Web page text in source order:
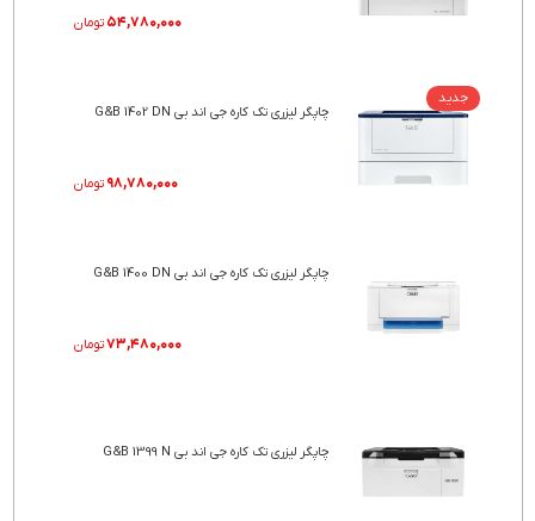
۵۴,۷۸۰,۰۰۰ تومان
جدید
چاپگر لیزری تک کاره جی اند بی G&B 1402 DN
۹۸,۷۸۰,۰۰۰ تومان
چاپگر لیزری تک کاره جی اند بی G&B 1400 DN
۷۳,۴۸۰,۰۰۰تومان
چاپگر لیزری تک کاره جی اند بی G&B 1399 N